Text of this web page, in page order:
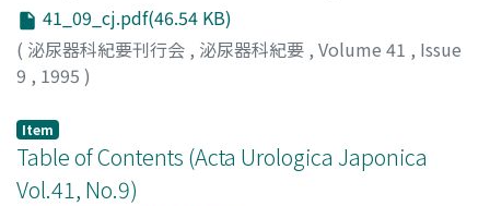
41_09_cj.pdf(46.54 KB)
( 泌尿器科紀要刊行会 , 泌尿器科紀要 , Volume 41 , Issue
9 , 1995 )
Item
Table of Contents (Acta Urologica Japonica
Vol.41, No.9)